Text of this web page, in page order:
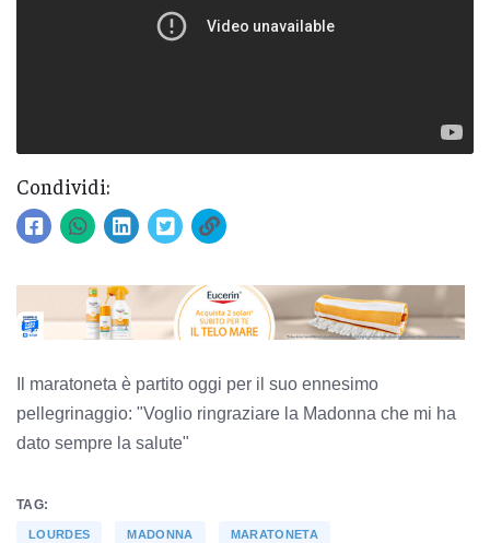
Condividi:
Il maratoneta è partito oggi per il suo ennesimo
pellegrinaggio: "Voglio ringraziare la Madonna che mi ha
dato sempre la salute"
TAG:
LOURDES MADONNA MARATONETA